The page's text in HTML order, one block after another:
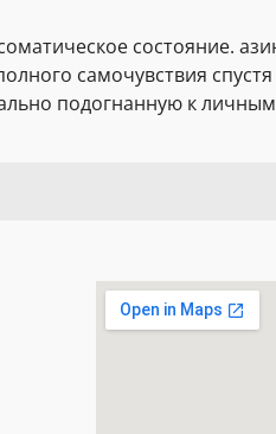
состояние.
самочувствия
подогнанную к личным